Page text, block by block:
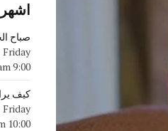
صباح
Friday
9:00 am
كيف
Friday
10:00 am